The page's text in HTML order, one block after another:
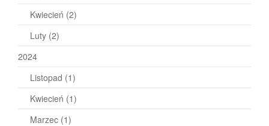
Kwiecień (2)
Luty (2)
2024
Listopad (1)
Kwiecień (1)
Marzec (1)